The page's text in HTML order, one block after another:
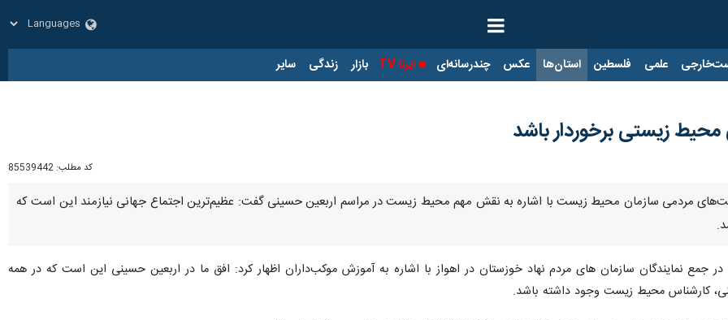
علمی فلسطین استان‌ها عکس چندرسانه‌ای ایرنا TV بازار زندگی سایر
محیط زیستی برخوردار باشد
کد مطلب: 85539442